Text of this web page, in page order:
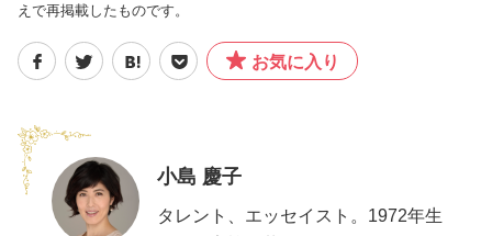
えで再掲載したものです。
お気に入り
小島 慶子
タレント、エッセイスト。1972年生